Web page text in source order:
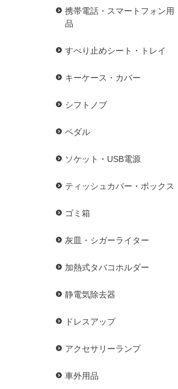
携帯電話・スマートフォン用
品
すべり止めシート・トレイ
キーケース・カバー
シフトノブ
ペダル
ソケット・USB電源
ティッシュカバー・ボックス
ゴミ箱
灰皿・シガーライター
加熱式タバコホルダー
静電気除去器
ドレスアップ
アクセサリーランプ
車外用品